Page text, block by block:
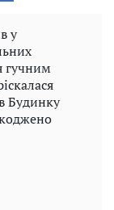
у
гучним
Будинку